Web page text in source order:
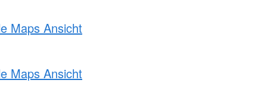
Maps Ansicht
Maps Ansicht